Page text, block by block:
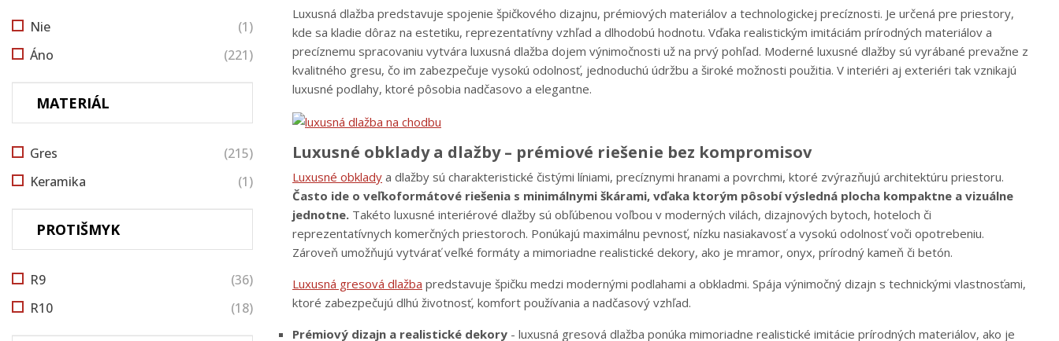
Nie
(1)
Áno
(221)
MATERIÁL
Gres
(215)
Keramika
(1)
PROTIŠMYK
R9
(36)
R10
(18)
Luxusná dlažba predstavuje spojenie špičkového dizajnu, prémiových materiálov a technologickej precíznosti. Je určená pre priestory,
kde sa kladie dôraz na estetiku, reprezentatívny vzhľad a dlhodobú hodnotu. Vďaka realistickým imitáciám prírodných materiálov a
precíznemu spracovaniu vytvára luxusná dlažba dojem výnimočnosti už na prvý pohľad. Moderné luxusné dlažby sú vyrábané prevažne z
kvalitného gresu, čo im zabezpečuje vysokú odolnosť, jednoduchú údržbu a široké možnosti použitia. V interiéri aj exteriéri tak vznikajú
luxusné podlahy, ktoré pôsobia nadčasovo a elegantne.
Luxusné obklady a dlažby – prémiové riešenie bez kompromisov
Luxusné obklady a dlažby sú charakteristické čistými líniami, precíznymi hranami a povrchmi, ktoré zvýrazňujú architektúru priestoru.
Často ide o veľkoformátové riešenia s minimálnymi škárami, vďaka ktorým pôsobí výsledná plocha kompaktne a vizuálne
jednotne. Takéto luxusné interiérové dlažby sú obľúbenou voľbou v moderných vilách, dizajnových bytoch, hoteloch či
reprezentatívnych komerčných priestoroch. Ponúkajú maximálnu pevnosť, nízku nasiakavosť a vysokú odolnosť voči opotrebeniu.
Zároveň umožňujú vytvárať veľké formáty a mimoriadne realistické dekory, ako je mramor, onyx, prírodný kameň či betón.
Luxusná gresová dlažba predstavuje špičku medzi modernými podlahami a obkladmi. Spája výnimočný dizajn s technickými vlastnosťami,
ktoré zabezpečujú dlhú životnosť, komfort používania a nadčasový vzhľad.
Prémiový dizajn a realistické dekory - luxusná gresová dlažba ponúka mimoriadne realistické imitácie prírodných materiálov, ako je